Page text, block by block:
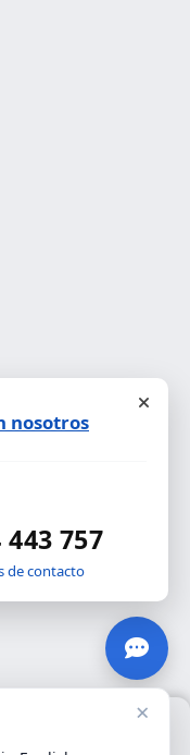
S.L.U.
el funcionamiento
nosotros
443 757
de contacto
×